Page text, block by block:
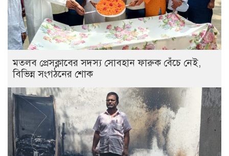
মতলব প্রেসক্লাবের সদস্য সোবহান ফারুক বেঁচে নেই,
বিভিন্ন সংগঠনের শোক